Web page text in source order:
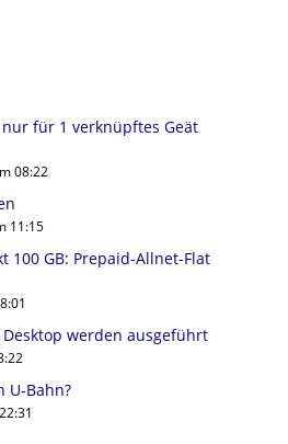
für 1 verknüpftes Geät
08:22
11:15
100 GB: Prepaid-Allnet-Flat
werden ausgeführt
U-Bahn?